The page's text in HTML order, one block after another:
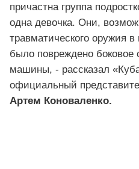
причастна группа
одна девочка. Они,
травматического оружия
было повреждено боковое
машины, - рассказал
официальный
Артем Коноваленко.